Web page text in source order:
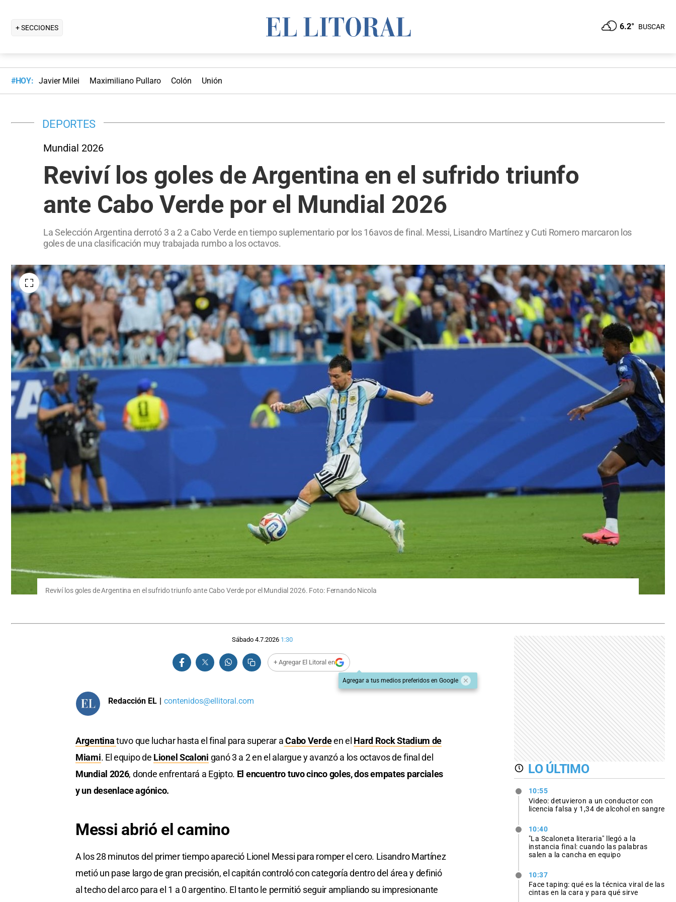
+ SECCIONES 6.2° BUSCAR
#HOY: Javier Milei Maximiliano Pullaro Colón Unión
DEPORTES
Mundial 2026
Reviví los goles de Argentina en el sufrido triunfo
ante Cabo Verde por el Mundial 2026
La Selección Argentina derrotó 3 a 2 a Cabo Verde en tiempo suplementario por los 16avos de final. Messi, Lisandro Martínez y Cuti Romero marcaron los
goles de una clasificación muy trabajada rumbo a los octavos.
Reviví los goles de Argentina en el sufrido triunfo ante Cabo Verde por el Mundial 2026. Foto: Fernando Nicola
Sábado 4.7.2026 1:30
+ Agregar El Litoral en
Agregar a tus medios preferidos en Google
Redacción EL | contenidos@ellitoral.com
Argentinatuvo que luchar hasta el final para superar a Cabo Verdeen el Hard Rock Stadium de
Miami. El equipo de Lionel Scaloni ganó 3 a 2 en el alargue y avanzó a los octavos de final del
Mundial 2026, donde enfrentará a Egipto. El encuentro tuvo cinco goles, dos empates parciales
y un desenlace agónico.
Messi abrió el camino
A los 28 minutos del primer tiempo apareció Lionel Messi para romper el cero. Lisandro Martínez
metió un pase largo de gran precisión, el capitán controló con categoría dentro del área y definió
al techo del arco para el 1 a 0 argentino. El tanto le permitió seguir ampliando su impresionante
LO ÚLTIMO
10:55
Video: detuvieron a un conductor con
licencia falsa y 1,34 de alcohol en sangre
10:40
"La Scaloneta literaria" llegó a la
instancia final: cuando las palabras
salen a la cancha en equipo
10:37
Face taping: qué es la técnica viral de las
cintas en la cara y para qué sirve